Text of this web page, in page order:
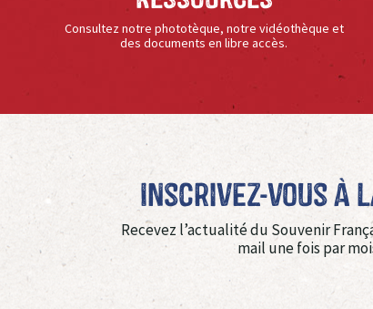
Consultez notre phototèque, notre vidéothèque et
des documents en libre accès.
Inscrivez-vous à
Recevez l’actualité du Souvenir
mail une fois par